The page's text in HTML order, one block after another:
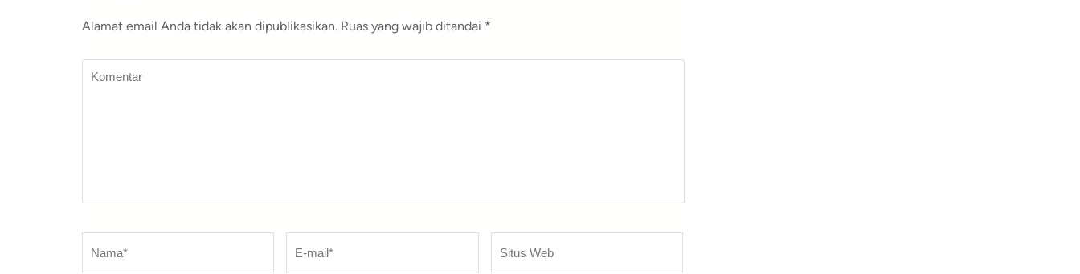
Alamat email Anda tidak akan dipublikasikan. Ruas yang wajib ditandai *
Komentar
Nama
E-
Situs